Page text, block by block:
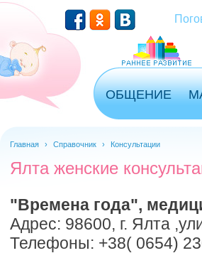
Перейти к основному содержанию
ОБЩЕНИЕ
Главная › Справочник › Консультации
Ялта женские
"Времена года",
Адрес: 98600, г. Ялта
Телефоны: +38( 0654)